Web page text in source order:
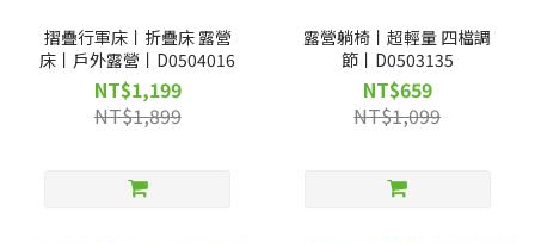
摺疊行軍床丨折疊床 露營
床丨戶外露營丨D0504016
NT$1,199
NT$1,899
露營躺椅丨超輕量 四檔調
節丨D0503135
NT$659
NT$1,099